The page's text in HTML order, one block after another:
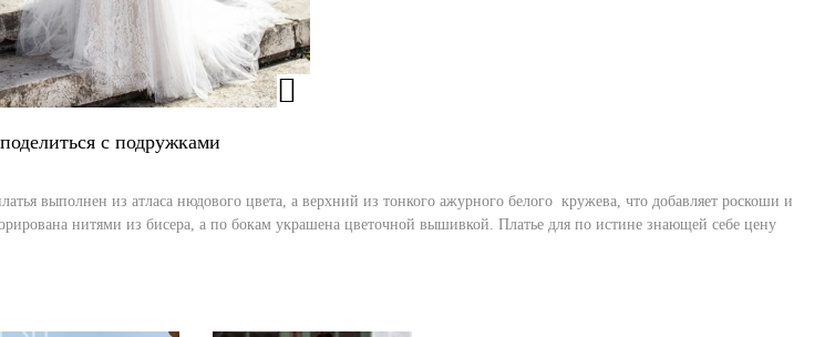
поделиться с подружками
выполнен из атласа нюдового цвета, а верхний из тонкого ажурного белого кружева, что добавляет роскоши и
нитями из бисера, а по бокам украшена цветочной вышивкой. Платье для по истине знающей себе цену